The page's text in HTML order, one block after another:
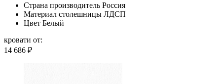
Страна производитель Россия
Материал столешницы ЛДСП
Цвет Белый
кровати от:
14 686 ₽